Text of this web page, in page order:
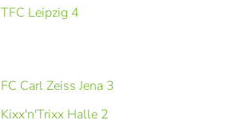
TFC Leipzig 4
FC Carl Zeiss Jena 3
Kixx'n'Trixx Halle 2